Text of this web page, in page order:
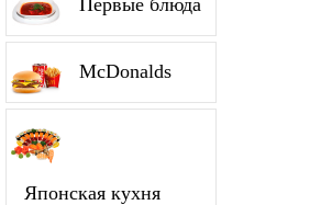
Первые блюда
McDonalds
Японская кухня